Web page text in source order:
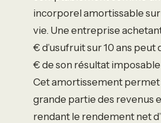
incorporel amortissable sur
vie. Une entreprise
€ d’usufruit sur 10 ans peut
€ de son résultat
Cet amortissement permet
grande partie des revenus
rendant le rendement net